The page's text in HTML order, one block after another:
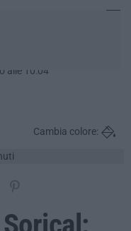
alle 10:04
Cambia colore: